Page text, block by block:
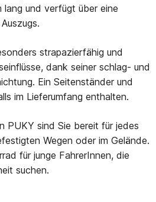
und verfügt über eine
strapazierfähig und
dank seiner schlag- und
Ein Seitenständer und
im Lieferumfang enthalten.
PUKY sind Sie bereit für jedes
Wegen oder im Gelände.
für junge FahrerInnen, die
suchen.